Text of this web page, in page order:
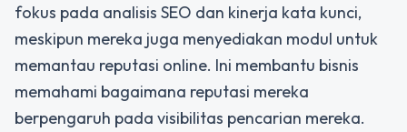
fokus pada analisis SEO dan kinerja kata kunci,
meskipun mereka juga menyediakan modul untuk
memantau reputasi online. Ini membantu bisnis
memahami bagaimana reputasi mereka
berpengaruh pada visibilitas pencarian mereka.